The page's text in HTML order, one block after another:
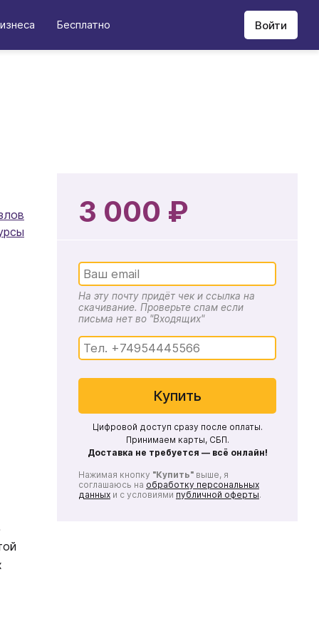
Бесплатно Войти
3 000 ₽
На эту почту придёт чек и ссылка на
скачивание. Проверьте спам если
письма нет во "Входящих"
Купить
Цифровой доступ сразу после оплаты.
Принимаем карты, СБП.
Доставка не требуется — всё онлайн!
Нажимая кнопку "Купить" выше, я
соглашаюсь на обработку персональных
данных и с условиями публичной оферты.